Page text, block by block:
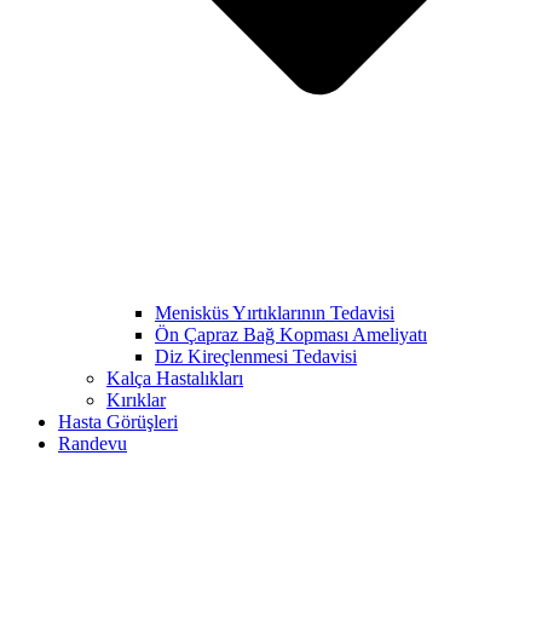
Menisküs Yırtıklarının Tedavisi
Ön Çapraz Bağ Kopması Ameliyatı
Diz Kireçlenmesi Tedavisi
Kalça Hastalıkları
Kırıklar
Hasta Görüşleri
Randevu